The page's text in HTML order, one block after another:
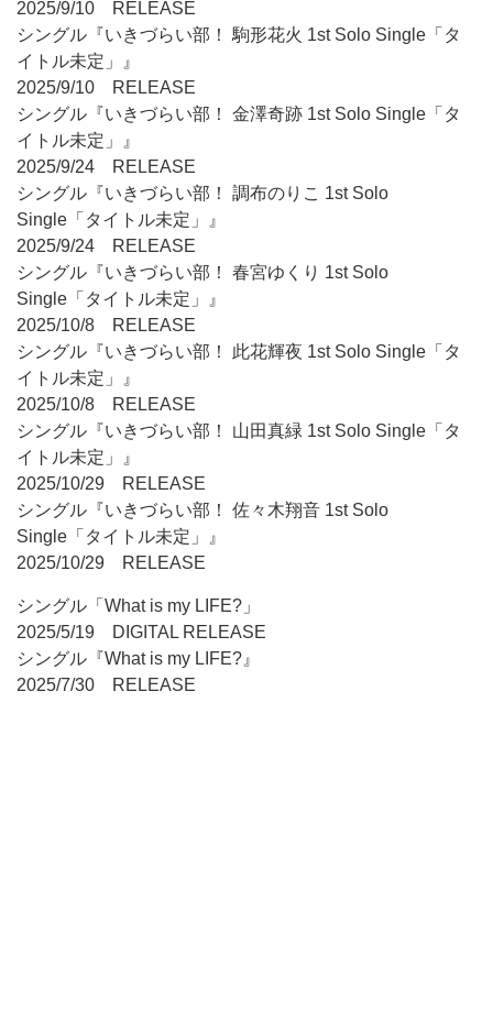
2025/9/10 RELEASE
シングル『いきづらい部！ 駒形花火 1st Solo Single「タ
イトル未定」』
2025/9/10 RELEASE
シングル『いきづらい部！ 金澤奇跡 1st Solo Single「タ
イトル未定」』
2025/9/24 RELEASE
シングル『いきづらい部！ 調布のりこ 1st Solo
Single「タイトル未定」』
2025/9/24 RELEASE
シングル『いきづらい部！ 春宮ゆくり 1st Solo
Single「タイトル未定」』
2025/10/8 RELEASE
シングル『いきづらい部！ 此花輝夜 1st Solo Single「タ
イトル未定」』
2025/10/8 RELEASE
シングル『いきづらい部！ 山田真緑 1st Solo Single「タ
イトル未定」』
2025/10/29 RELEASE
シングル『いきづらい部！ 佐々木翔音 1st Solo
Single「タイトル未定」』
2025/10/29 RELEASE
シングル「What is my LIFE?」
2025/5/19 DIGITAL RELEASE
シングル『What is my LIFE?』
2025/7/30 RELEASE